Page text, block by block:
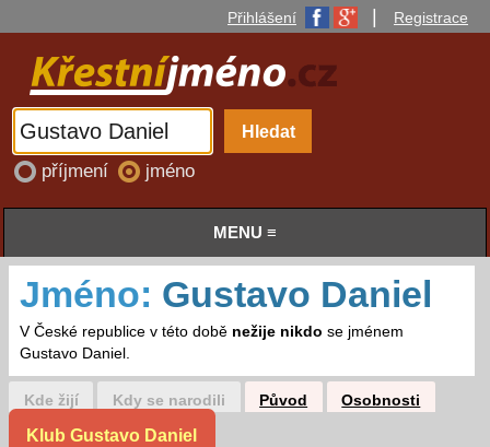
Přihlášení Registrace
příjmení jméno
MENU ≡
Jméno: Gustavo Daniel
V České republice v této době nežije nikdo se jménem
Gustavo Daniel.
Kde žijí Kdy se narodili Původ Osobnosti
Klub Gustavo Daniel